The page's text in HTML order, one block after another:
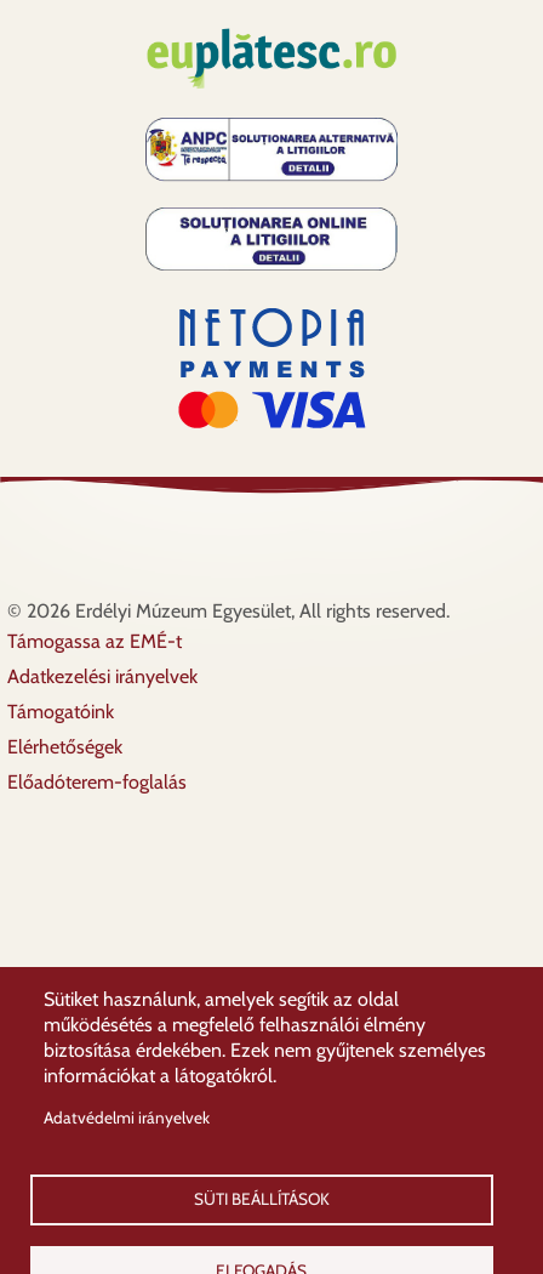
© 2026 Erdélyi Múzeum Egyesület, All rights reserved.
Lábléc
Támogassa az EMÉ-t
Adatkezelési irányelvek
Támogatóink
Elérhetőségek
Előadóterem-foglalás
Sütiket használunk, amelyek segítik az oldal
működésétés a megfelelő felhasználói élmény
biztosítása érdekében. Ezek nem gyűjtenek személyes
információkat a látogatókról.
Adatvédelmi irányelvek
SÜTI BEÁLLÍTÁSOK